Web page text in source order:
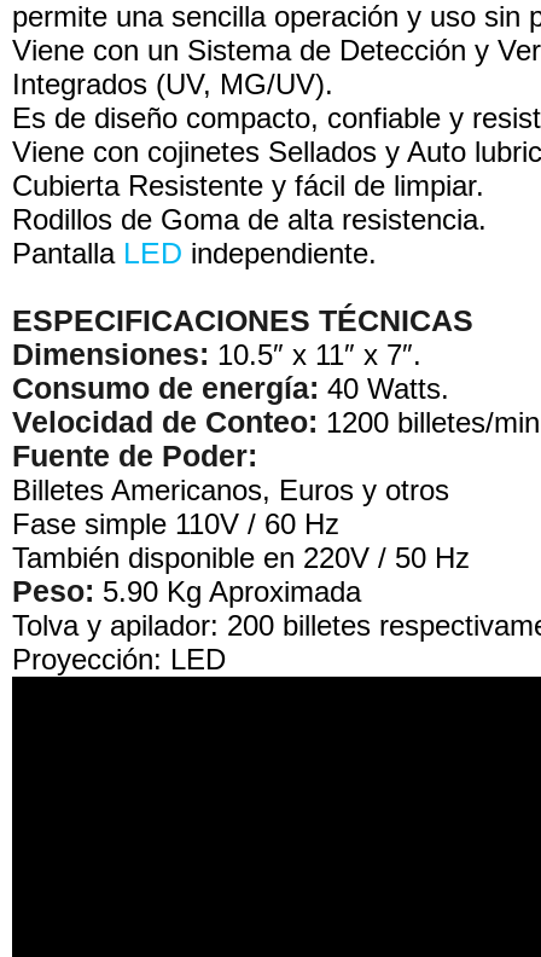
permite una sencilla operación y uso sin
Viene con un Sistema de Detección y
Integrados (UV, MG/UV).
Es de diseño compacto, confiable y
Viene con cojinetes Sellados y Auto
Cubierta Resistente y fácil de limpiar.
Rodillos de Goma de alta resistencia.
Pantalla LED independiente.
ESPECIFICACIONES TÉCNICAS
Dimensiones: 10.5″ x 11″ x 7″.
Consumo de energía: 40 Watts.
Velocidad de Conteo: 1200 billetes/
Fuente de Poder:
Billetes Americanos, Euros y otros
Fase simple 110V / 60 Hz
También disponible en 220V / 50 Hz
Peso: 5.90 Kg Aproximada
Tolva y apilador: 200 billetes
Proyección: LED